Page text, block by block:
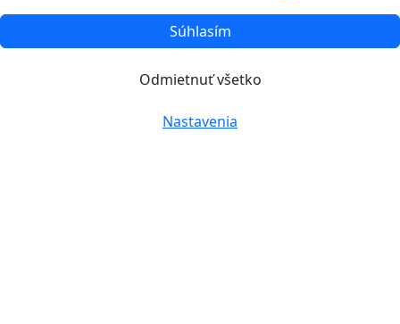
Súhlasím
Odmietnuť všetko
Nastavenia